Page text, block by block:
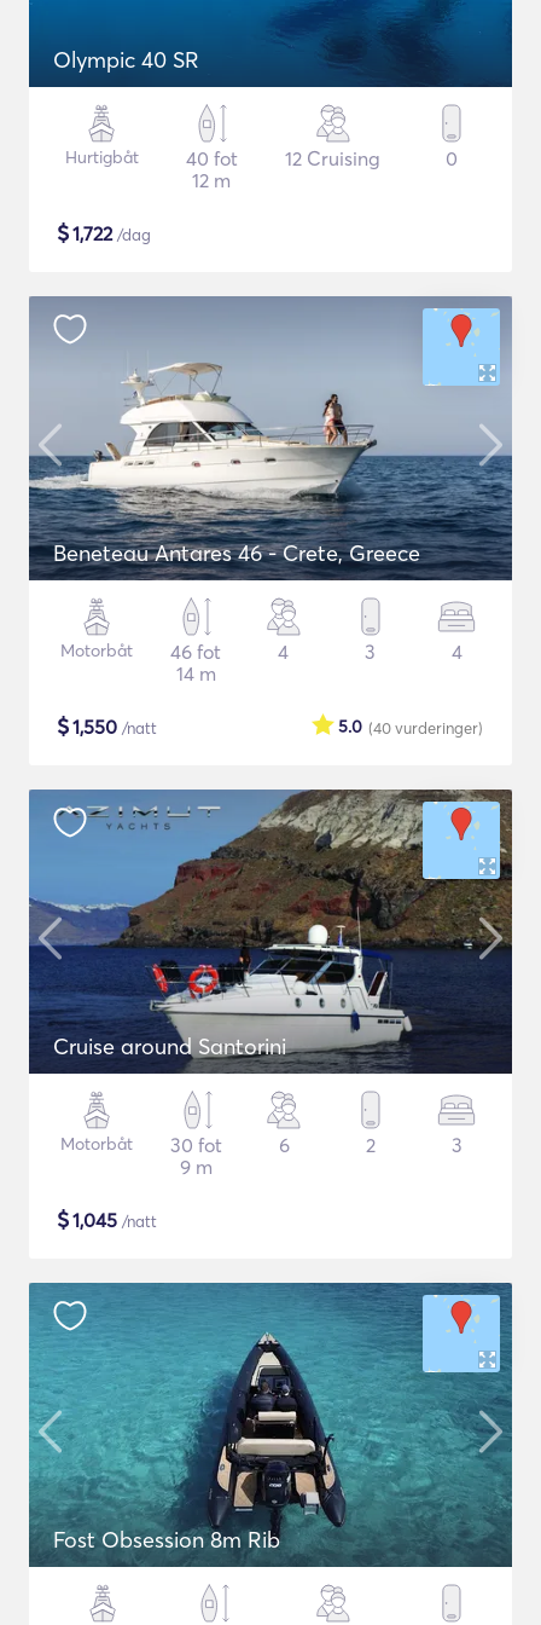
Olympic 40 SR
Hurtigbåt
40 fot
12 m
12 Cruising 0
$1,722/dag
Beneteau Antares 46 - Crete, Greece
Motorbåt
46 fot
14 m
4 3 4
$1,550 /natt (40vurderinger)
5.0
Cruise around Santorini
Motorbåt
30 fot
9 m
6 2 3
$1,045 /natt
Fost Obsession 8m Rib